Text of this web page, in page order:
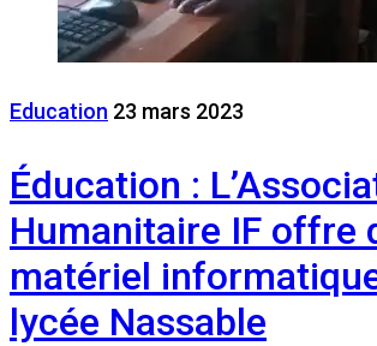
Education 23 mars 2023
Éducation :
Humanitaire IF offre
matériel
lycée Nassable